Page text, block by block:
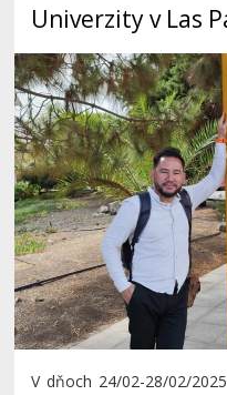
Univerzity v Las
Canaria
V dňoch 24/02-28/02/